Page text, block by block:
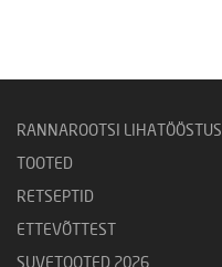
RANNAROOTSI LIHATÖÖSTUS
TOOTED
RETSEPTID
ETTEVÕTTEST
SUVETOOTED 2026